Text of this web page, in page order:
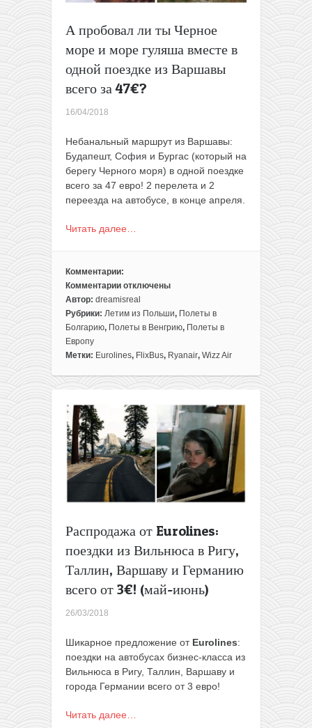
А пробовал ли ты Черное
море и море гуляша вместе в
одной поездке из Варшавы
всего за 47€?
16/04/2018
Небанальный маршрут из Варшавы:
Будапешт, София и Бургас (который на
берегу Черного моря) в одной поездке
всего за 47 евро! 2 перелета и 2
переезда на автобусе, в конце апреля.
Читать далее…
Комментарии:
Комментарии
к
записи
А
пробовал
ли
Черное
и
море
гуляша
вместе
в
одной
всего
за
47€?
отключены
Автор: dreamisreal
Рубрики: Летим из Польши, Полеты в
Болгарию, Полеты в Венгрию, Полеты в
Европу
Метки: Eurolines, FlixBus, Ryanair, Wizz Air
Распродажа от Eurolines:
поездки из Вильнюса в Ригу,
Таллин, Варшаву и Германию
всего от 3€! (май-июнь)
26/03/2018
Шикарное предложение от Eurolines:
поездки на автобусах бизнес-класса из
Вильнюса в Ригу, Таллин, Варшаву и
города Германии всего от 3 евро!
Читать далее…